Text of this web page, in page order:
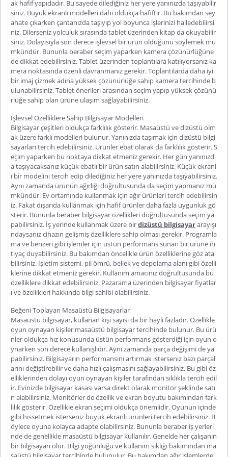
ak hafif yapıdadır. Bu sayede dilediğiniz her yere yanınızda taşıyabilir
siniz. Büyük ekranlı modelleri dahi oldukça hafiftir. Bu bakımdan sey
ahate çıkarken çantanızda taşıyıp yol boyunca işlerinizi halledebilirsi
niz. Dilerseniz yolculuk sırasında tablet üzerinden kitap da okuyabilir
siniz. Dolayısıyla son derece işlevsel bir ürün olduğunu söylemek mü
mkündür. Bununla beraber seçim yaparken kamera çözünürlüğüne
de dikkat edebilirsiniz. Tablet üzerinden toplantılara katılıyorsanız ka
mera noktasında özenli davranmanız gerekir. Toplantılarda daha iyi
bir imaj çizmek adına yüksek çözünürlüğe sahip kamera tercihinde b
ulunabilirsiniz.Tablet önerileriarasından seçim yapıp yüksek çözünü
rlüğe sahip olan ürüne ulaşım sağlayabilirsiniz.
İşlevsel Özelliklere Sahip Bilgisayar Modelleri
Bilgisayar çeşitlerioldukça farklılık gösterir. Masaüstü ve dizüstü olm
ak üzere farklı modelleri bulunur. Yanınızda taşımak için dizüstü bilgi
sayarları tercih edebilirsiniz. Ürünler ebat olarak da farklılık gösterir. S
eçim yaparken bu noktaya dikkat etmeniz gerekir. Her gün yanınızd
a taşıyacaksanız küçük ebatlı bir ürün satın alabilirsiniz. Küçük ekranl
ı bir modelini tercih edip dilediğiniz her yere yanınızda taşıyabilirsiniz.
Aynı zamanda ürünün ağırlığı doğrultusunda da seçim yapmanız mü
mkündür. Ev ortamında kullanmak için ağır ürünleri tercih edebilirsin
iz. Fakat dışarıda kullanmak için hafif ürünler daha fazla uygunluk gö
sterir. Bununla beraber bilgisayar özellikleridoğrultusunda seçim ya
pabilirsiniz. İş yerinde kullanmak üzere birdizüstü bilgisayararayışı
ndaysanız cihazın gelişmiş özelliklere sahip olması gerekir. Programla
ma ve benzeri gibi işlemler için üstün performans sunan bir ürüne ih
tiyaç duyabilirsiniz. Bu bakımdan öncelikle ürün özelliklerine göz ata
bilirsiniz. İşletim sistemi, pil ömrü, bellek ve depolama alanı gibi özelli
klerine dikkat etmeniz gerekir. Kullanım amacınız doğrultusunda bu
özelliklere dikkat edebilirsiniz. Pazarama üzerinden bilgisayar fiyatlar
ıve özellikleri hakkında bilgi sahibi olabilirsiniz.
Beğeni Toplayan Masaüstü Bilgisayarlar
Masaüstü bilgisayar, kullanan kişi sayısı da bir hayli fazladır. Özellikle
oyun oynayan kişiler masaüstü bilgisayar tercihinde bulunur. Bu ürü
nler oldukça hız konusunda üstün performans gösterdiği için oyun o
ynarken son derece kullanışlıdır. Aynı zamanda parça değişimi de ya
pabilirsiniz. Bilgisayarın performansını artırmak isterseniz bazı parçal
arını değiştirebilir ve daha hızlı çalışmasını sağlayabilirsiniz. Bu gibi öz
elliklerinden dolayı oyun oynayan kişiler tarafından sıklıkla tercih edil
ir. Evinizde bilgisayar kasası varsa direkt olarak monitör şeklinde satı
n alabilirsiniz. Monitörler de özellik ve ekran boyutu bakımından fark
lılık gösterir. Özellikle ekran seçimi oldukça önemlidir. Oyunun içinde
gibi hissetmek isterseniz büyük ekranlı ürünleri tercih edebilirsiniz. B
öylece oyuna kolayca adapte olabilirsiniz. Bununla beraber iş yerleri
nde de genellikle masaüstü bilgisayar kullanılır. Genelde her çalışanın
bir bilgisayarı olur. Bilgi yoğunluğu ve kullanım sıklığı bakımından ma